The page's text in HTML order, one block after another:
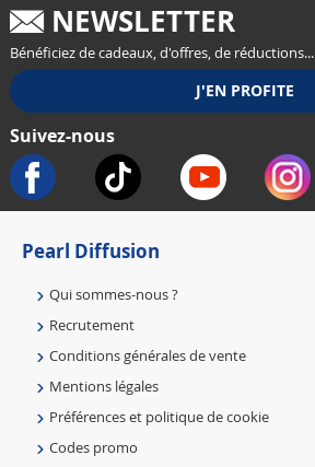
NEWSLETTER
Bénéficiez de cadeaux, d'offres, de réductions...
Suivez-nous
Pearl Diffusion
Qui sommes-nous ?
Recrutement
Conditions générales de vente
Mentions légales
Préférences et politique de cookie
Codes promo